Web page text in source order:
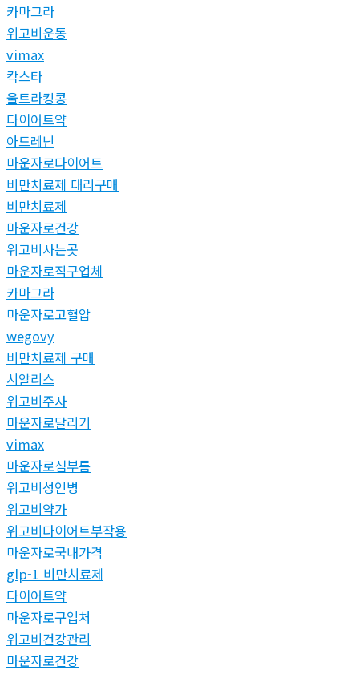
카마그라
위고비운동
vimax
칵스타
울트라킹콩
다이어트약
아드레닌
마운자로다이어트
비만치료제 대리구매
비만치료제
마운자로건강
위고비사는곳
마운자로직구업체
카마그라
마운자로고혈압
wegovy
비만치료제 구매
시알리스
위고비주사
마운자로달리기
vimax
마운자로심부름
위고비성인병
위고비약가
위고비다이어트부작용
마운자로국내가격
glp-1 비만치료제
다이어트약
마운자로구입처
위고비건강관리
마운자로건강